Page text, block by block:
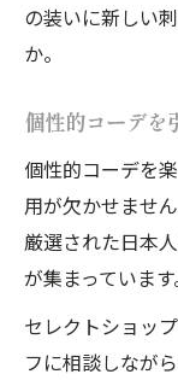
の装いに新しい
か。
個性的コーデを
個性的コーデを
用が欠かせませ
厳選された日本
が集まっています
セレクトショッ
フに相談しなが